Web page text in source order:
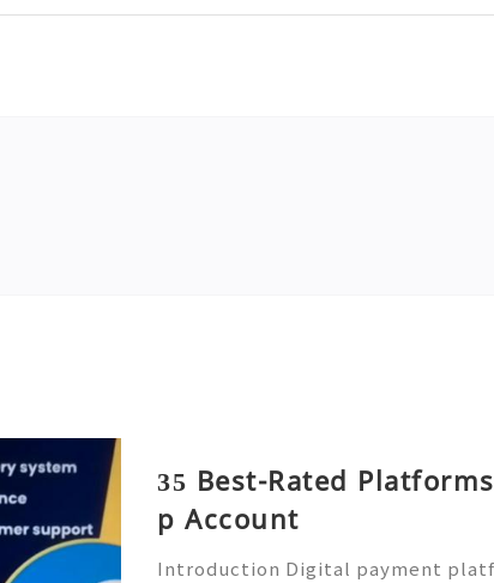
35 Best-Rated
p Account
Introduction Digital payment